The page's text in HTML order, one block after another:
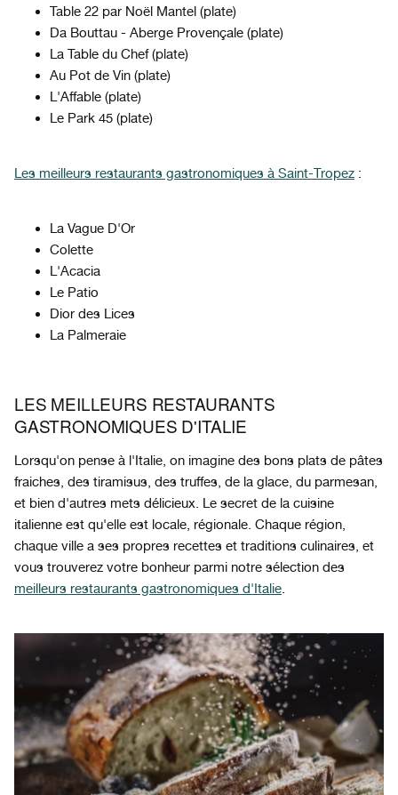
Table 22 par Noël Mantel (plate)
Da Bouttau - Aberge Provençale (plate)
La Table du Chef (plate)
Au Pot de Vin (plate)
L'Affable (plate)
Le Park 45 (plate)
Les meilleurs restaurants gastronomiques à Saint-Tropez :
La Vague D'Or
Colette
L'Acacia
Le Patio
Dior des Lices
La Palmeraie
LES MEILLEURS RESTAURANTS
GASTRONOMIQUES D'ITALIE
Lorsqu'on pense à l'Italie, on imagine des bons plats de pâtes
fraiches, des tiramisus, des truffes, de la glace, du parmesan,
et bien d'autres mets délicieux. Le secret de la cuisine
italienne est qu'elle est locale, régionale. Chaque région,
chaque ville a ses propres recettes et traditions culinaires, et
vous trouverez votre bonheur parmi notre sélection des
meilleurs restaurants gastronomiques d'Italie.